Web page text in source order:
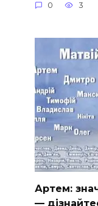
0 3
Артем:
—